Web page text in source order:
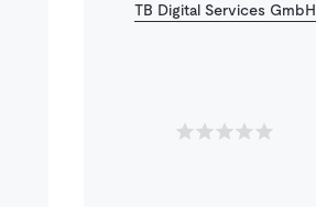
TB Digital Services GmbH